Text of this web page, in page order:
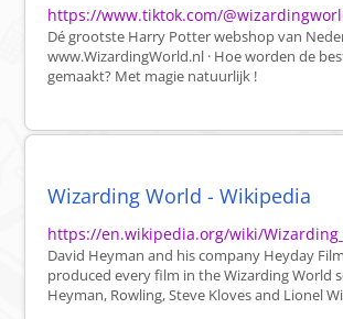
https://www.tiktok.com/
Dé grootste Harry Potter webshop van
www.WizardingWorld.nl · Hoe worden de
gemaakt? Met magie natuurlijk !
Wizarding World - Wikipedia
https://en.wikipedia.org/wiki/
David Heyman and his company Heyday
produced every film in the Wizarding World
Heyman, Rowling, Steve Kloves and Lionel